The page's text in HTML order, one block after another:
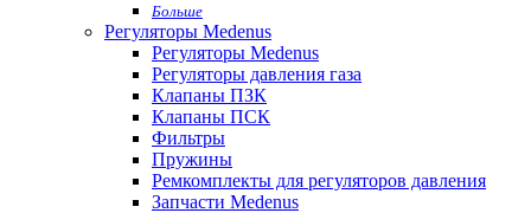
Больше
Регуляторы Medenus
Регуляторы Medenus
Регуляторы давления газа
Клапаны ПЗК
Клапаны ПСК
Фильтры
Пружины
Ремкомплекты для регуляторов давления
Запчасти Medenus